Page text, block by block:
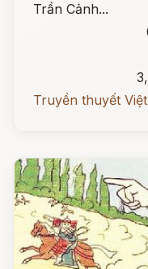
Trần Cảnh...
Truyền thuyết